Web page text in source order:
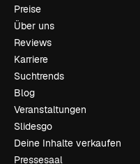
Preise
Über uns
Reviews
Karriere
Suchtrends
Blog
Veranstaltungen
Slidesgo
Deine Inhalte verkaufen
Pressesaal